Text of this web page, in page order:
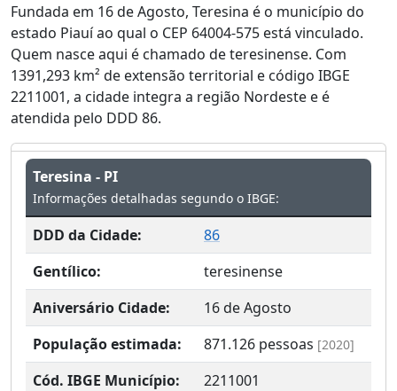
Fundada em 16 de Agosto, Teresina é o município do
estado Piauí ao qual o CEP 64004-575 está vinculado.
Quem nasce aqui é chamado de teresinense. Com
1391,293 km² de extensão territorial e código IBGE
2211001, a cidade integra a região Nordeste e é
atendida pelo DDD 86.
Teresina - PI
Informações detalhadas segundo o IBGE:
DDD da Cidade:
86
Gentílico:
teresinense
Aniversário Cidade:
16 de Agosto
População estimada:
871.126 pessoas [2020]
Cód. IBGE Município: 2211001